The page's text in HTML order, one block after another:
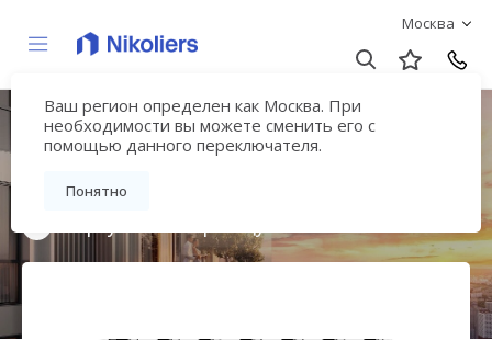
Москва
Ваш регион определен как Москва. При
необходимости вы можете сменить его с
помощью данного переключателя.
Понятно
Мультиквартал
«ВЕЕР»